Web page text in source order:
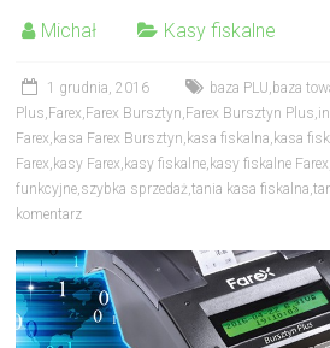
Michał Kasy fiskalne
1 grudnia, 2016 baza PLU, baza
Plus, Farex, Farex Bursztyn, Farex Bursztyn Plus,
Farex, kasa Farex Bursztyn, kasa fiskalna, kasa
Farex, kasy Farex, kasy fiskalne, kasy fiskalne Farex
funkcyjne,szybka sprzedaż,tania kasa fiskalna,
komentarz